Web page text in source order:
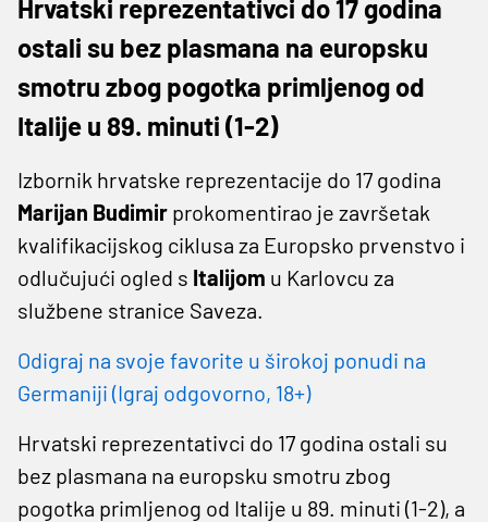
Hrvatski reprezentativci do 17 godina
ostali su bez plasmana na europsku
smotru zbog pogotka primljenog od
Italije u 89. minuti (1-2)
Izbornik hrvatske reprezentacije do 17 godina
Marijan Budimir prokomentirao je završetak
kvalifikacijskog ciklusa za Europsko prvenstvo i
odlučujući ogled s Italijom u Karlovcu za
službene stranice Saveza.
Odigraj na svoje favorite u širokoj ponudi na
Germaniji (Igraj odgovorno, 18+)
Hrvatski reprezentativci do 17 godina ostali su
bez plasmana na europsku smotru zbog
pogotka primljenog od Italije u 89. minuti (1-2), a